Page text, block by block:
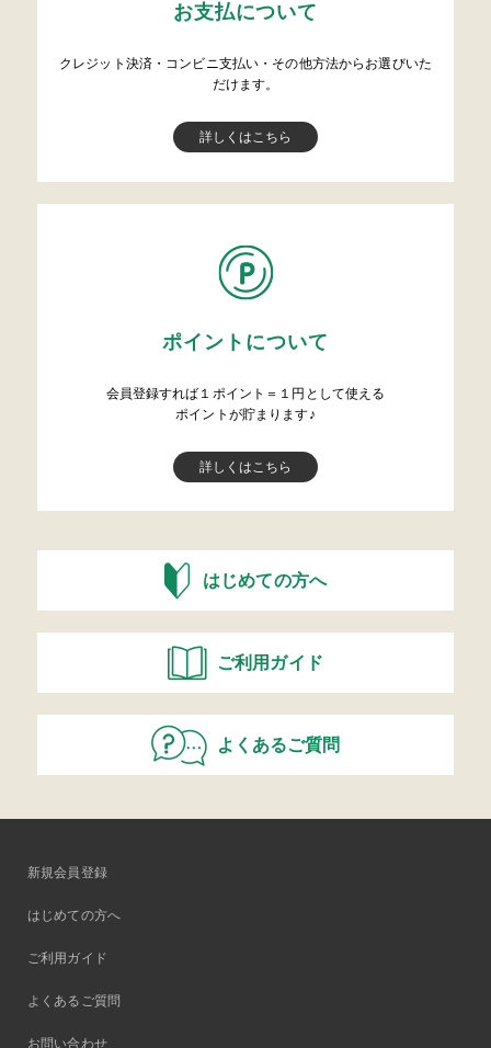
お支払について
クレジット決済・コンビニ支払い・その他方法からお選びいた
だけます。
詳しくはこちら
ポイントについて
会員登録すれば１ポイント＝１円として使える
ポイントが貯まります♪
詳しくはこちら
はじめての方へ
ご利用ガイド
よくあるご質問
新規会員登録
はじめての方へ
ご利用ガイド
よくあるご質問
お問い合わせ